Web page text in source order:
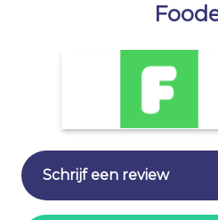
Schrijf een review